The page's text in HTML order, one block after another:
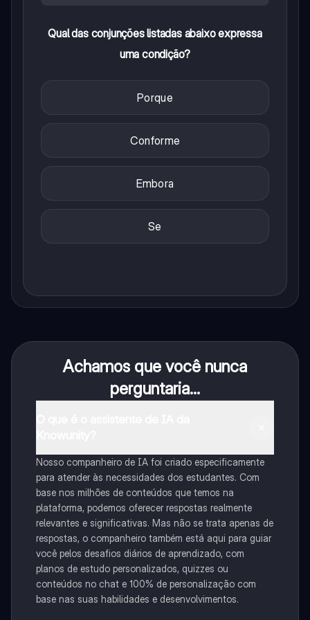
Qual das conjunções listadas abaixo expressa
uma condição?
Porque
Conforme
Embora
Se
Achamos que você nunca
perguntaria...
Nosso companheiro de IA foi criado especificamente
para atender às necessidades dos estudantes. Com
base nos milhões de conteúdos que temos na
plataforma, podemos oferecer respostas realmente
relevantes e significativas. Mas não se trata apenas de
respostas, o companheiro também está aqui para guiar
você pelos desafios diários de aprendizado, com
planos de estudo personalizados, quizzes ou
conteúdos no chat e 100% de personalização com
base nas suas habilidades e desenvolvimentos.